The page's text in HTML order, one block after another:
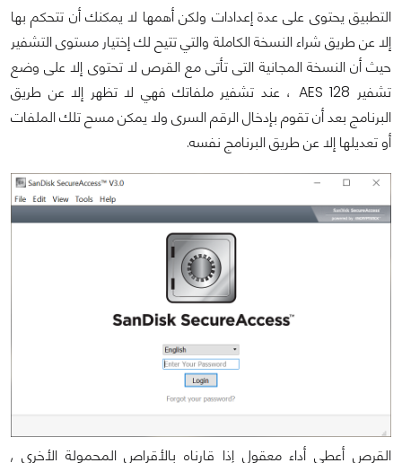
التطبيق يحتوى على عدة إعدادات ولكن أهمها لا يمكنك أن تتحكم بها
إلا عن طريق شراء النسخة الكاملة والتي تتيح لك إختيار مستوى التشفير
حيث أن النسخة المجانية التى تأتى مع القرص لا تحتوى إلا على وضع
تشفير AES 128 ، عند تشفير ملفاتك فهي لا تظهر إلا عن طريق
البرنامج بعد أن تقوم بإدخال الرقم السرى ولا يمكن مسح تلك الملفات
أو تعديلها إلا عن طريق البرنامج نفسه.
القرص أعطى أداء معقول إذا قارناه بالأقراص المحمولة الأخرى ,